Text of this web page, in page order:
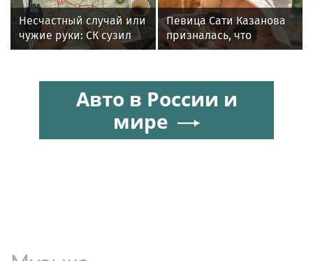
Несчастный случай или
чужие руки: СК сузил
загадку Усольцевых до
Певица Сати Казанова
призналась, что
назвала дочь в честь
Авто в России и
мире